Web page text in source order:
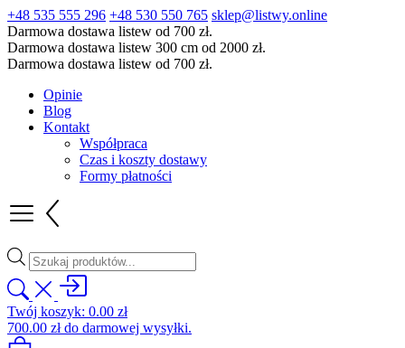
+48 535 555 296 +48 530 550 765 sklep@listwy.online
Darmowa dostawa listew od 700 zł.
Darmowa dostawa listew 300 cm od 2000 zł.
Darmowa dostawa listew od 700 zł.
Opinie
Blog
Kontakt
Współpraca
Czas i koszty dostawy
Formy płatności
Wyszukiwarka
produktów
Twój koszyk: 0.00 zł
700.00 złdo darmowej wysyłki.